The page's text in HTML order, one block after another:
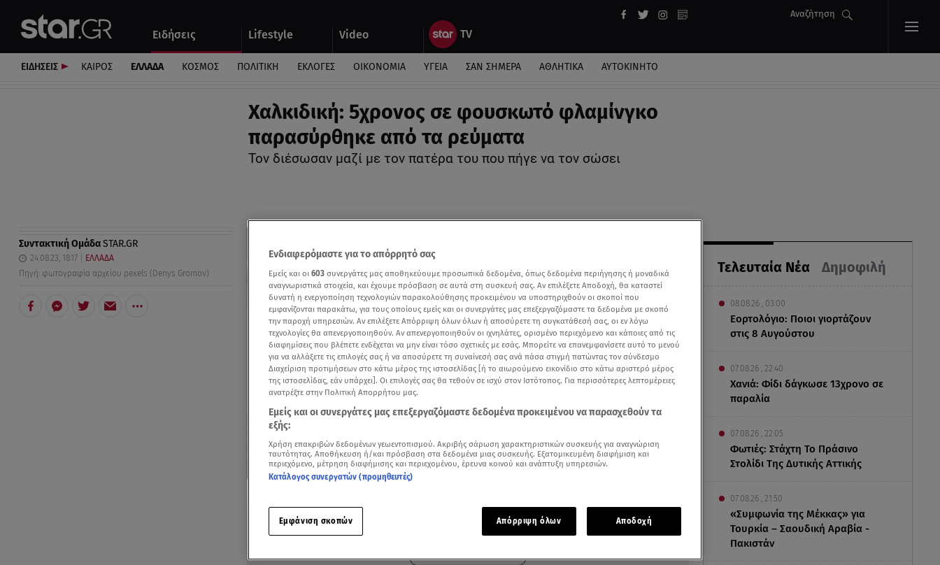
Ειδήσεις Lifestyle Video
Αναζήτηση
Αυτοκίνητο
ΕΙΔΗΣΕΙΣ ΚΑΙΡΟΣ ΕΛΛΑΔΑ ΚΟΣΜΟΣ ΠΟΛΙΤΙΚΗ ΕΚΛΟΓΕΣ ΟΙΚΟΝΟΜΙΑ ΥΓΕΙΑ ΣΑΝ ΣΗΜΕΡΑ ΑΘΛΗΤΙΚΑ ΑΥΤΟΚΙΝΗΤΟ
Χαλκιδική: 5χρονος σε φουσκωτό φλαμίνγκο
παρασύρθηκε από τα ρεύματα
Τον διέσωσαν μαζί με τον πατέρα του που πήγε να τον σώσει
Τελευταία Νέα Δημοφιλή
08.08.26 , 03:00
Εορτολόγιο: Ποιοι γιορτάζουν
στις 8 Αυγούστου
07.08.26 , 22:40
Χανιά: Φίδι δάγκωσε 13χρονο σε
παραλία
07.08.26 , 22:05
Φωτιές: Στάχτη Το Πράσινο
Στολίδι Της Δυτικής Αττικής
07.08.26 , 21:50
«Συμφωνία της Μέκκας» για
Τουρκία – Σαουδική Αραβία -
Πακιστάν
Συντακτική ΟμάδαSTAR.GR
24.08.23, 18:17
ΕΛΛΑΔΑ
Πηγή: φωτογραφία αρχείου pexels (Denys Gromov)
Δείτε περισσότερα άρθρα μας στην αναζήτηση σας
Δείτε περισσότερα άρθρα μας στα αποτελέσματα αναζήτησης
Ενδιαφερόμαστε για το απόρρητό σας
Εμείς και οι 603 συνεργάτες μας αποθηκεύουμε προσωπικά δεδομένα, όπως δεδομένα περιήγησης ή μοναδικά
αναγνωριστικά στοιχεία, και έχουμε πρόσβαση σε αυτά στη συσκευή σας. Αν επιλέξετε Αποδοχή, θα καταστεί
δυνατή η ενεργοποίηση τεχνολογιών παρακολούθησης προκειμένου να υποστηριχθούν οι σκοποί που
εμφανίζονται παρακάτω, για τους οποίους εμείς και οι συνεργάτες μας επεξεργαζόμαστε τα δεδομένα με σκοπό
την παροχή υπηρεσιών. Αν επιλέξετε Απόρριψη όλων όλων ή αποσύρετε τη συγκατάθεσή σας, οι εν λόγω
τεχνολογίες θα απενεργοποιηθούν. Αν απενεργοποιηθούν οι ιχνηλάτες, ορισμένο περιεχόμενο και κάποιες από τις
διαφημίσεις που βλέπετε ενδέχεται να μην είναι τόσο σχετικές με εσάς. Μπορείτε να επανεμφανίσετε αυτό το μενού
για να αλλάξετε τις επιλογές σας ή να αποσύρετε τη συναίνεσή σας ανά πάσα στιγμή πατώντας τον σύνδεσμο
Διαχείριση προτιμήσεων στο κάτω μέρος της ιστοσελίδας [ή το αιωρούμενο εικονίδιο στο κάτω αριστερό μέρος
της ιστοσελίδας, εάν υπάρχει]. Οι επιλογές σας θα τεθούν σε ισχύ στον Ιστότοπος. Για περισσότερες λεπτομέρειες
ανατρέξτε στην Πολιτική Απορρήτου μας.
Εμείς και οι συνεργάτες μας επεξεργαζόμαστε δεδομένα προκειμένου να παρασχεθούν τα
εξής:
Χρήση επακριβών δεδομένων γεωεντοπισμού. Ακριβής σάρωση χαρακτηριστικών συσκευής για αναγνώριση
ταυτότητας. Αποθήκευση ή/και πρόσβαση στα δεδομένα μιας συσκευής. Εξατομικευμένη διαφήμιση και
περιεχόμενο, μέτρηση διαφήμισης και περιεχομένου, έρευνα κοινού και ανάπτυξη υπηρεσιών.
Κατάλογος συνεργατών (προμηθευτές)
Εμφάνιση σκοπών Απόρριψη όλων Αποδοχή